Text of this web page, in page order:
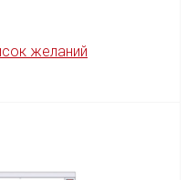
желаний